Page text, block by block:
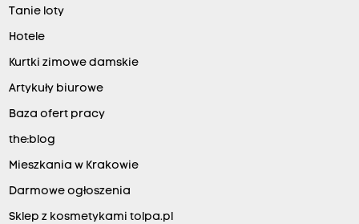
Tanie loty
Hotele
Kurtki zimowe damskie
Artykuły biurowe
Baza ofert pracy
the:blog
Mieszkania w Krakowie
Darmowe ogłoszenia
Sklep z kosmetykami tolpa.pl